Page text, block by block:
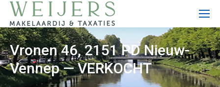
Vronen 46, 2151 PD Nieuw-
Vennep — VERKOCHT